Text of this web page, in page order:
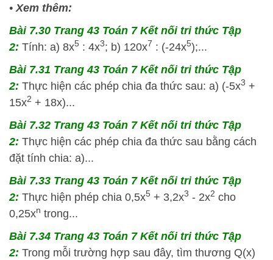
•Xem thêm:
Bài 7.30 Trang 43 Toán 7 Kết nối tri thức Tập
2: Tính: a) 8x5 : 4x3; b) 120x7 : (-24x5);...
Bài 7.31 Trang 43 Toán 7 Kết nối tri thức Tập
2: Thực hiện các phép chia đa thức sau: a) (-5x3 +
15x2 + 18x)...
Bài 7.32 Trang 43 Toán 7 Kết nối tri thức Tập
2: Thực hiện các phép chia đa thức sau bằng cách
đặt tính chia: a)...
Bài 7.33 Trang 43 Toán 7 Kết nối tri thức Tập
2: Thực hiện phép chia 0,5x5 + 3,2x3 - 2x2 cho
0,25xn trong...
Bài 7.34 Trang 43 Toán 7 Kết nối tri thức Tập
2: Trong mỗi trường hợp sau đây, tìm thương Q(x)